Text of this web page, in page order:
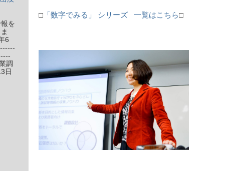
□ 「数字でみる」 シリーズ 一覧はこちら□
を
6
調
日